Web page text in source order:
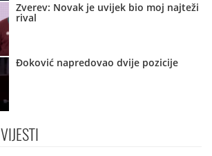
Zverev: Novak je uvijek bio moj najteži
rival
Đoković napredovao dvije pozicije
VIJESTI